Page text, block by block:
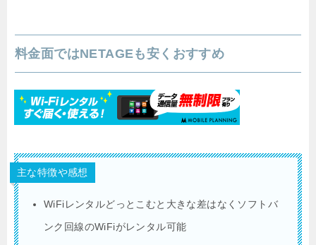
料金面ではNETAGEも安くおすすめ
主な特徴や感想
WiFiレンタルどっとこむと大きな差はなくソフトバ
ンク回線のWiFiがレンタル可能